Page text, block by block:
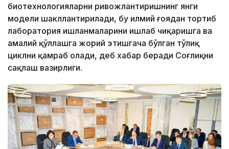
биотехнологияларни ривожлантиришнинг янги
модели шакллантирилади, бу илмий ғоядан тортиб
лаборатория ишланмаларини ишлаб чиқаришга ва
амалий қўллашга жорий этишгача бўлган тўлиқ
циклни қамраб олади, деб хабар беради Соғлиқни
сақлаш вазирлиги.